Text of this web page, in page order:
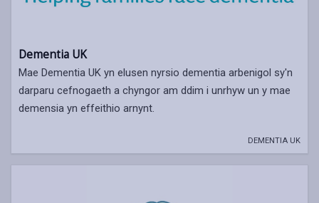
Dementia UK
Mae Dementia UK yn elusen nyrsio dementia arbenigol sy'n
darparu cefnogaeth a chyngor am ddim i unrhyw un y mae
demensia yn effeithio arnynt.
DEMENTIA UK